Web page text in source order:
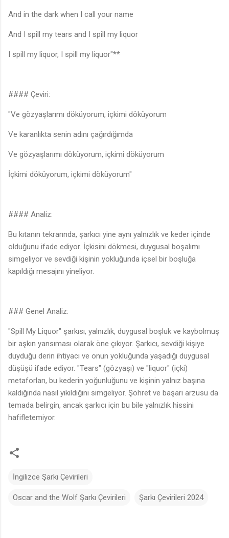
And in the dark when I call your name
And I spill my tears and I spill my liquor
I spill my liquor, I spill my liquor"**
#### Çeviri:
"Ve gözyaşlarımı döküyorum, içkimi döküyorum
Ve karanlıkta senin adını çağırdığımda
Ve gözyaşlarımı döküyorum, içkimi döküyorum
İçkimi döküyorum, içkimi döküyorum"
#### Analiz:
Bu kıtanın tekrarında, şarkıcı yine aynı yalnızlık ve keder içinde
olduğunu ifade ediyor. İçkisini dökmesi, duygusal boşalımı
simgeliyor ve sevdiği kişinin yokluğunda içsel bir boşluğa
kapıldığı mesajını yineliyor.
### Genel Analiz:
"Spill My Liquor" şarkısı, yalnızlık, duygusal boşluk ve kaybolmuş
bir aşkın yansıması olarak öne çıkıyor. Şarkıcı, sevdiği kişiye
duyduğu derin ihtiyacı ve onun yokluğunda yaşadığı duygusal
düşüşü ifade ediyor. "Tears" (gözyaşı) ve "liquor" (içki)
metaforları, bu kederin yoğunluğunu ve kişinin yalnız başına
kaldığında nasıl yıkıldığını simgeliyor. Şöhret ve başarı arzusu da
temada belirgin, ancak şarkıcı için bu bile yalnızlık hissini
hafifletemiyor.
İngilizce Şarkı Çevirileri
Oscar and the Wolf Şarkı Çevirileri Şarkı Çevirileri 2024